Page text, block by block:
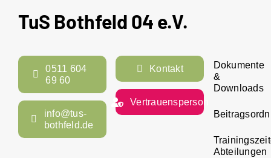
TuS Bothfeld 04 e.V.
0511 604
69 60
info@tus-
bothfeld.de
Kontakt
Vertrauensperson
Dokumente
&
Downloads
Abteilungen